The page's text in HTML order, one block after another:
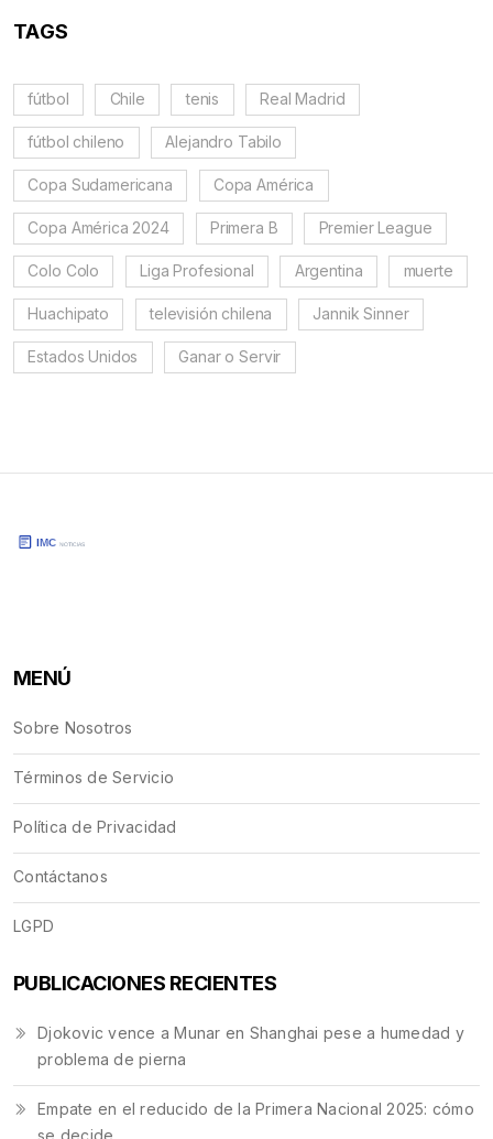
TAGS
fútbol Chile tenis Real Madrid
fútbol chileno Alejandro Tabilo
Copa Sudamericana Copa América
Copa América 2024 Primera B Premier League
Colo Colo Liga Profesional Argentina muerte
Huachipato televisión chilena Jannik Sinner
Estados Unidos Ganar o Servir
MENÚ
Sobre Nosotros
Términos de Servicio
Política de Privacidad
Contáctanos
LGPD
PUBLICACIONES RECIENTES
Djokovic vence a Munar en Shanghai pese a humedad y
problema de pierna
Empate en el reducido de la Primera Nacional 2025: cómo
se decide